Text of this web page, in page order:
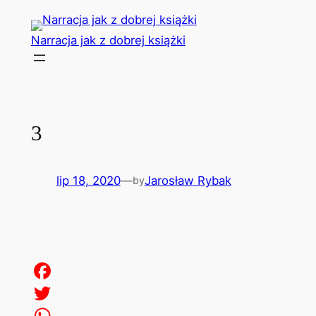
Przejdź
treści
Narracja jak z dobrej książki
3
lip 18, 2020—byJarosław Rybak
Facebook